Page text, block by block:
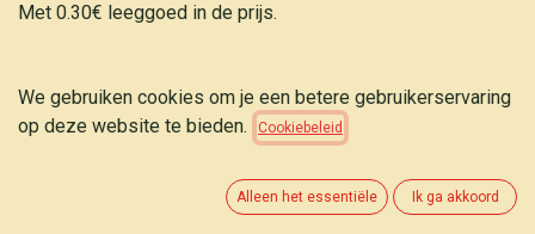
Met 0.30€ leeggoed in de prijs.
Pajottenlander Vlierbloesemdrank bio 1L
3,70€
We gebruiken cookies om je een betere gebruikerservaring
op deze website te bieden.
Cookiebeleid
Alleen het essentiële Ik ga akkoord